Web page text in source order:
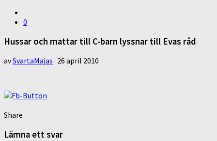
0
Hussar och mattar till C-barn lyssnar till Evas råd
avSvartaMajas · 26 april 2010
Share
Lämna ett svar